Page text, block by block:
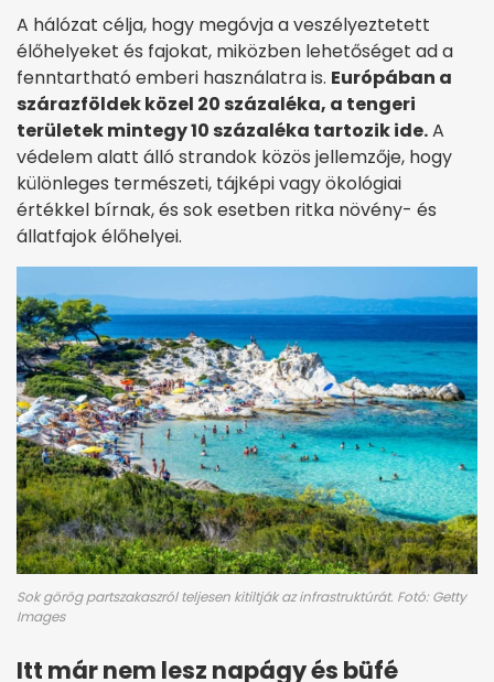
A hálózat célja, hogy megóvja a veszélyeztetett
élőhelyeket és fajokat, miközben lehetőséget ad a
fenntartható emberi használatra is. Európában a
szárazföldek közel 20 százaléka, a tengeri
területek mintegy 10 százaléka tartozik ide.A
védelem alatt álló strandok közös jellemzője, hogy
különleges természeti, tájképi vagy ökológiai
értékkel bírnak, és sok esetben ritka növény- és
állatfajok élőhelyei.
Sok görög partszakaszról teljesen kitiltják az infrastruktúrát. Fotó: Getty
Images
Itt már nem lesz napágy és büfé